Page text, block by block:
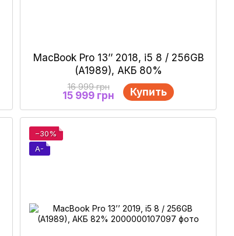
MacBook Pro 13’’ 2018, i5 8 / 256GB
(A1989), АКБ 80%
16 999 грн
15 999 грн Купить
−30%
A-